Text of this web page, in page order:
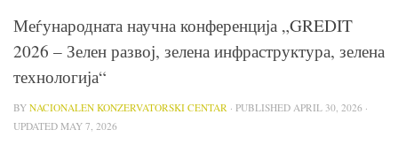
Меѓународната научна конференција „GREDIT
2026 – Зелен развој, зелена инфраструктура, зелена
технологија“
BY NACIONALEN KONZERVATORSKI CENTAR · PUBLISHED APRIL 30, 2026 ·
UPDATED MAY 7, 2026